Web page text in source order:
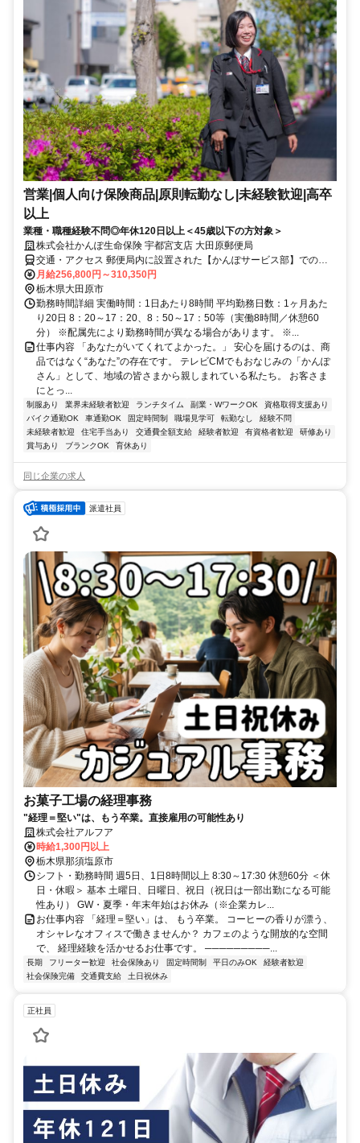
営業|個人向け保険商品|原則転勤なし|未経験歓迎|高卒
以上
業種・職種経験不問◎年休120日以上＜45歳以下の方対象＞
株式会社かんぽ生命保険 宇都宮支店 大田原郵便局
交通・アクセス 郵便局内に設置された【かんぽサービス部】での勤
務となります
月給256,800円～310,350円
栃木県大田原市
勤務時間詳細 実働時間：1日あたり8時間 平均勤務日数：1ヶ月あた
り20日 8：20～17：20、8：50～17：50等（実働8時間／休憩60
分） ※配属先により勤務時間が異なる場合があります。 ※...
仕事内容 「あなたがいてくれてよかった。」 安心を届けるのは、商
品ではなく“あなた”の存在です。 テレビCMでもおなじみの「かんぽ
さん」として、地域の皆さまから親しまれている私たち。 お客さま
にとっ...
制服あり 業界未経験者歓迎 ランチタイム 副業・WワークOK
資格取得支援あり
バイク通勤OK
車通勤OK 固定時間制 職場見学可 転勤なし
経験不問
未経験者歓迎
住宅手当あり 交通費全額支給 経験者歓迎 有資格者歓迎
研修あり
賞与あり
ブランクOK 育休あり
同じ企業の求人
派遣社員
お菓子工場の経理事務
"経理＝堅い"は、もう卒業。直接雇用の可能性あり
株式会社アルフア
時給1,300円以上
栃木県那須塩原市
シフト・勤務時間 週5日、1日8時間以上 8:30～17:30 休憩60分 ＜休
日・休暇＞ 基本 土曜日、日曜日、祝日（祝日は一部出勤になる可能
性あり） GW・夏季・年末年始はお休み（※企業カレ...
お仕事内容 「経理＝堅い」は、 もう卒業。 コーヒーの香りが漂う、
オシャレなオフィスで働きませんか？ カフェのような開放的な空間
で、 経理経験を活かせるお仕事です。 ─────────...
長期 フリーター歓迎 社会保険あり 固定時間制 平日のみOK
経験者歓迎
社会保険完備
交通費支給 土日祝休み
正社員